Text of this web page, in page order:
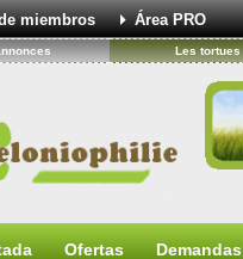
miembros Área PRO
Les tortues
Ofertas Demandas